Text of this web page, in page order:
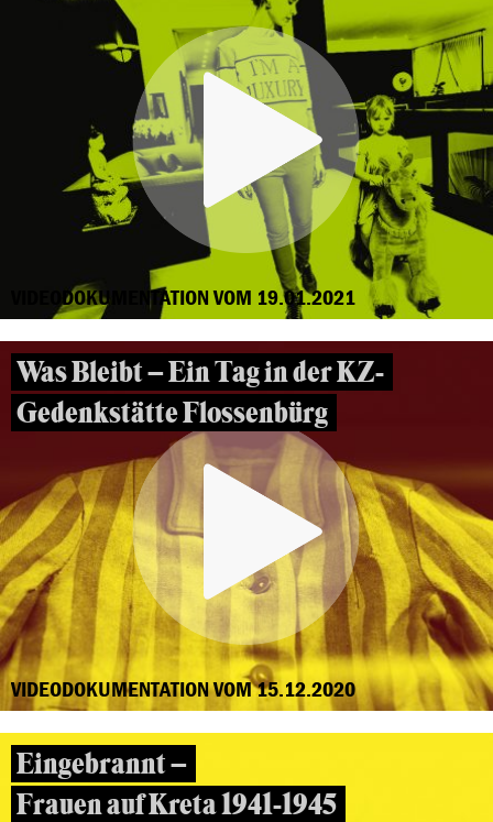
VIDEODOKUMENTATION VOM 19.01.2021
Was Bleibt – Ein Tag in der KZ-
Gedenkstätte Flossenbürg
VIDEODOKUMENTATION VOM 15.12.2020
Eingebrannt –
Frauen auf Kreta 1941-1945